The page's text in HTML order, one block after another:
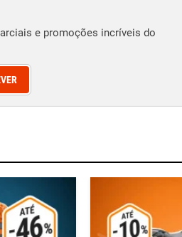
e promoções incríveis do